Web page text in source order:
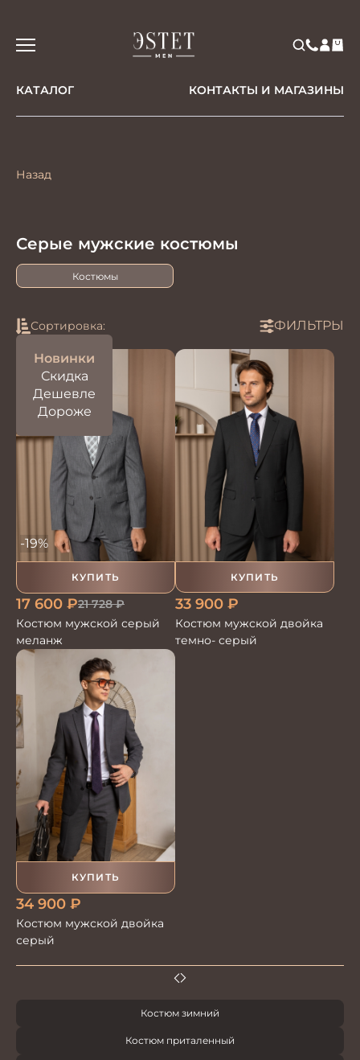
КАТАЛОГ КОНТАКТЫ И МАГАЗИНЫ
Назад
Серые мужские костюмы
Костюмы
Сортировка:
Новинки
Скидка
Дешевле
Дороже
ФИЛЬТРЫ
КУПИТЬ
-19%
17 600 ₽21 728₽
Костюм мужской серый
меланж
КУПИТЬ
33 900 ₽
Костюм мужской двойка
темно- серый
КУПИТЬ
34 900 ₽
Костюм мужской двойка
серый
Костюм зимний
Костюм приталенный